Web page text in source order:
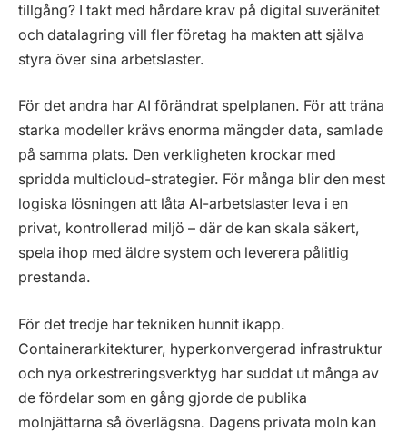
tillgång? I takt med hårdare krav på digital suveränitet
och datalagring vill fler företag ha makten att själva
styra över sina arbetslaster.
För det andra har AI förändrat spelplanen. För att träna
starka modeller krävs enorma mängder data, samlade
på samma plats. Den verkligheten krockar med
spridda multicloud-strategier. För många blir den mest
logiska lösningen att låta AI-arbetslaster leva i en
privat, kontrollerad miljö – där de kan skala säkert,
spela ihop med äldre system och leverera pålitlig
prestanda.
För det tredje har tekniken hunnit ikapp.
Containerarkitekturer, hyperkonvergerad infrastruktur
och nya orkestreringsverktyg har suddat ut många av
de fördelar som en gång gjorde de publika
molnjättarna så överlägsna. Dagens privata moln kan